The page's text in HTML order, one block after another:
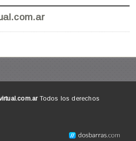
Todos los derechos